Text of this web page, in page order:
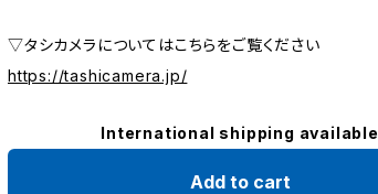
▽タシカメラについてはこちらをご覧ください
https://tashicamera.jp/
International shipping available
Add to cart